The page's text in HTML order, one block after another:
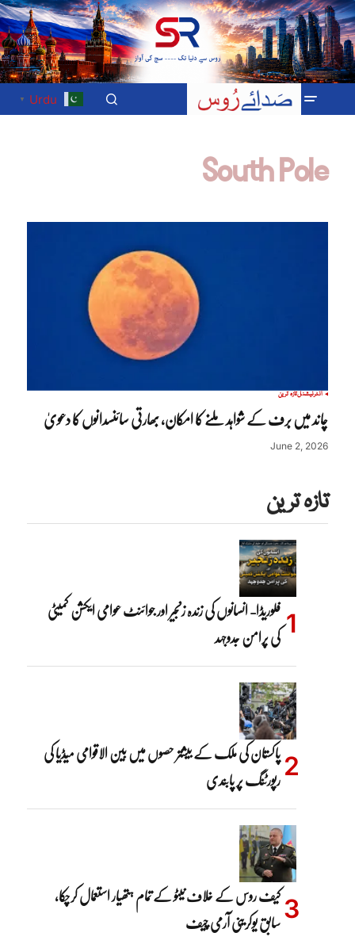
Urdu
▼
South Pole
انٹرنیشنلتازہ ترین
چاند میں برف کے شواہد ملنے کا امکان، بھارتی سائنسدانوں کا دعویٰ
June 2, 2026
تازہ ترین
فلوریڈا- انسانوں کی زندہ زنجیر اور جوائنٹ عوامی ایکشن کمیٹی
کی پرامن جدوجہد
پاکستان کی ملک کے بیشتر حصوں میں بین الاقوامی میڈیا کی
رپورٹنگ پر پابندی
کیف روس کے خلاف نیٹو کے تمام ہتھیار استعمال کرچکا،
سابق یوکرینی آرمی چیف